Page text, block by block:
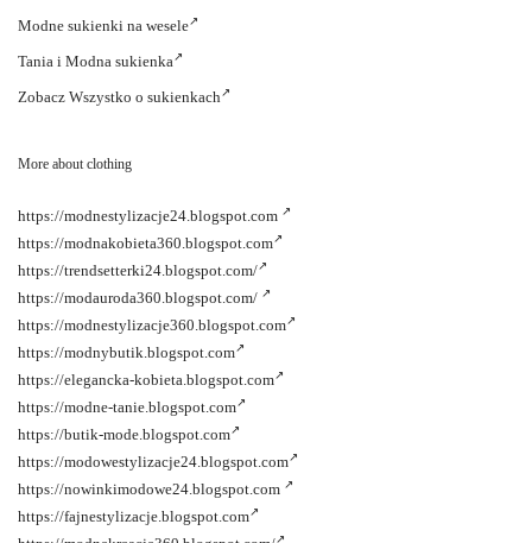
Modne sukienki na wesele
Tania i Modna sukienka
Zobacz Wszystko o sukienkach
More about clothing
https://modnestylizacje24.blogspot.com
https://modnakobieta360.blogspot.com
https://trendsetterki24.blogspot.com/
https://modauroda360.blogspot.com/
https://modnestylizacje360.blogspot.com
https://modnybutik.blogspot.com
https://elegancka-kobieta.blogspot.com
https://modne-tanie.blogspot.com
https://butik-mode.blogspot.com
https://modowestylizacje24.blogspot.com
https://nowinkimodowe24.blogspot.com
https://fajnestylizacje.blogspot.com